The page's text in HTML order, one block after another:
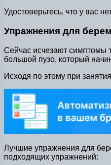
Удостоверьтесь, что у вас
Упражнения для
Сейчас исчезают симптомы
большой пузо, который
Исходя по этому при
Лучшие упражнения для
подходящих упражнений: